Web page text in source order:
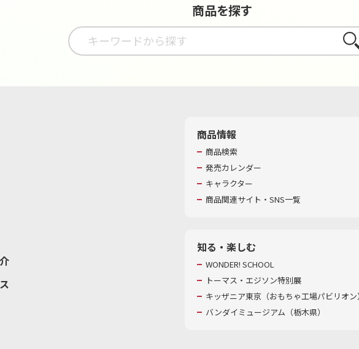
商品を探す
さが
商品情報
商品検索
発売カレンダー
キャラクター
商品関連サイト・SNS一覧
知る・楽しむ
WONDER! SCHOOL
トーマス・エジソン特別展
キッザニア東京（おもちゃ工場パビリオ
バンダイミュージアム（栃木県）